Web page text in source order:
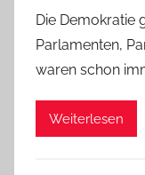
Die Demokratie
Parlamenten,
waren schon
Weiterlesen